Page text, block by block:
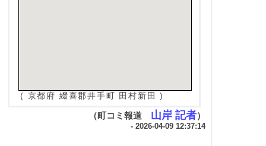
( 京都府 綴喜郡井手町 田村新田 )
（町コミ報道 山岸 記者）
- 2026-04-09 12:37:14